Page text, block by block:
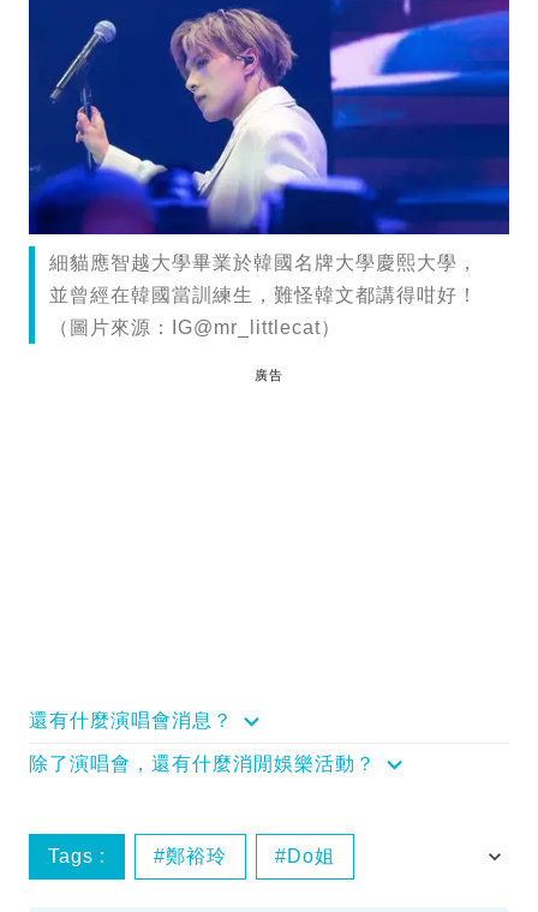
細貓應智越大學畢業於韓國名牌大學慶熙大學，
並曾經在韓國當訓練生，難怪韓文都講得咁好！
（圖片來源：IG@mr_littlecat）
廣告
還有什麼演唱會消息？
除了演唱會，還有什麼消閒娛樂活動？
Tags : 鄭裕玲 Do姐